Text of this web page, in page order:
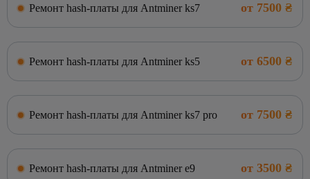
Ремонт hash-платы для Antminer ks7 от 7500 ₴
Ремонт hash-платы для Antminer ks5 от 6500 ₴
Ремонт hash-платы для Antminer ks7 pro от 7500 ₴
Ремонт hash-платы для Antminer e9 от 3500 ₴